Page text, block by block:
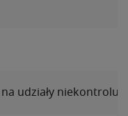
udziały